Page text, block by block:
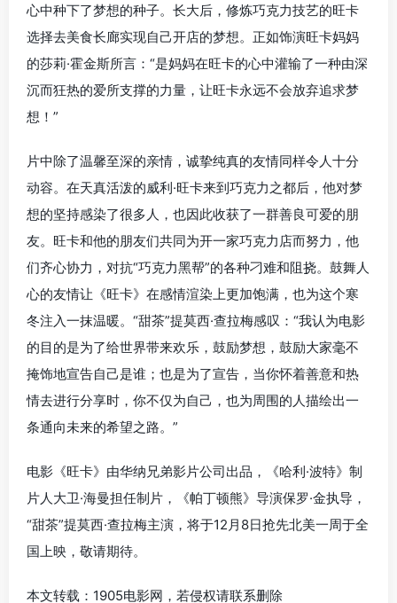
心中种下了梦想的种子。长大后，修炼巧克力技艺的旺卡
选择去美食长廊实现自己开店的梦想。正如饰演旺卡妈妈
的莎莉·霍金斯所言：“是妈妈在旺卡的心中灌输了一种由深
沉而狂热的爱所支撑的力量，让旺卡永远不会放弃追求梦
想！”
片中除了温馨至深的亲情，诚挚纯真的友情同样令人十分
动容。在天真活泼的威利·旺卡来到巧克力之都后，他对梦
想的坚持感染了很多人，也因此收获了一群善良可爱的朋
友。旺卡和他的朋友们共同为开一家巧克力店而努力，他
们齐心协力，对抗“巧克力黑帮”的各种刁难和阻挠。鼓舞人
心的友情让《旺卡》在感情渲染上更加饱满，也为这个寒
冬注入一抹温暖。“甜茶”提莫西·查拉梅感叹：“我认为电影
的目的是为了给世界带来欢乐，鼓励梦想，鼓励大家毫不
掩饰地宣告自己是谁；也是为了宣告，当你怀着善意和热
情去进行分享时，你不仅为自己，也为周围的人描绘出一
条通向未来的希望之路。”
电影《旺卡》由华纳兄弟影片公司出品，《哈利·波特》制
片人大卫·海曼担任制片，《帕丁顿熊》导演保罗·金执导，
“甜茶”提莫西·查拉梅主演，将于12月8日抢先北美一周于全
国上映，敬请期待。
本文转载：1905电影网，若侵权请联系删除